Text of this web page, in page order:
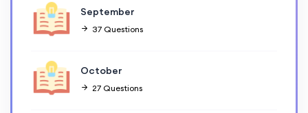
September
37 Questions
October
27 Questions